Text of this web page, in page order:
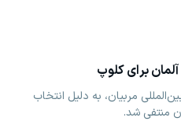
برای کلوپ
مربیان، به دلیل انتخاب
منتفی شد.